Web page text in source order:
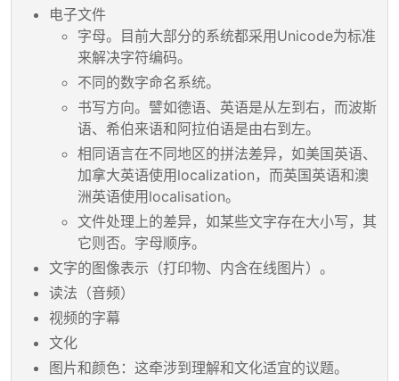
电子文件
字母。目前大部分的系统都采用Unicode为标准
来解决字符编码。
不同的数字命名系统。
书写方向。譬如德语、英语是从左到右，而波斯
语、希伯来语和阿拉伯语是由右到左。
相同语言在不同地区的拼法差异，如美国英语、
加拿大英语使用localization，而英国英语和澳
洲英语使用localisation。
文件处理上的差异，如某些文字存在大小写，其
它则否。字母顺序。
文字的图像表示（打印物、内含在线图片）。
读法（音频）
视频的字幕
文化
图片和颜色：这牵涉到理解和文化适宜的议题。